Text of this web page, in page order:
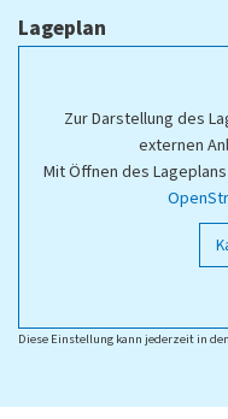
Lageplan
Zur Darstellung des
externen
Mit Öffnen des
Diese Einstellung kann jederzeit in den